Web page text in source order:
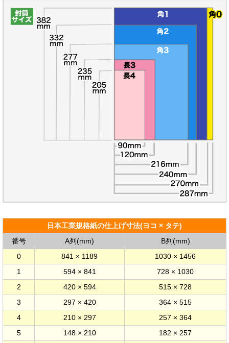
日本工業規格紙の仕上げ寸法(ヨコ × タテ)
番号
A列(mm)
B列(mm)
0
841 × 1189
1030 × 1456
1
594 × 841
728 × 1030
2
420 × 594
515 × 728
3
297 × 420
364 × 515
4
210 × 297
257 × 364
5
148 × 210
182 × 257